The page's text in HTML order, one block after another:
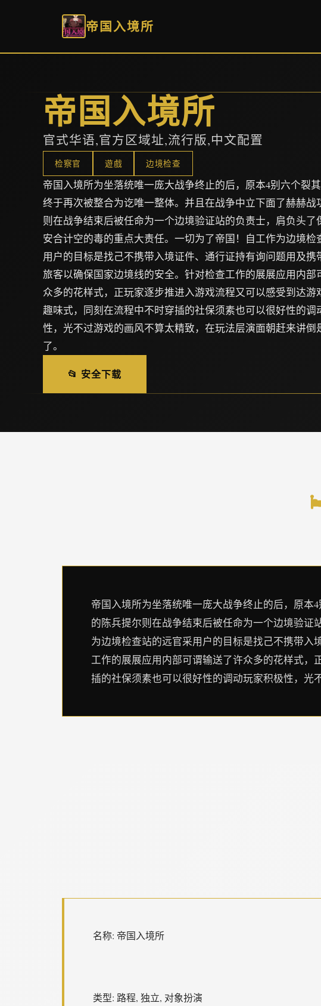
帝国入境所
帝国入境所
官式华语,官方区域址,流行版,中文配置
检察官 遊戲 边境检查
帝国入境所为坐落统唯一庞大战争终止的后，原本4别六个裂
终于再次被整合为讫唯一整体。并且在战争中立下面了赫赫战
则在战争结束后被任命为一个边境验证站的负责士，肩负头了
安合计空的毒的重点大责任。一切为了帝国！自工作为边境检
用户的目标是找己不携带入境证件、通行证持有询问题用及携
旅客以确保国家边境线的安全。针对检查工作的展展应用内部
众多的花样式，正玩家逐步推进入游戏流程又可以感受到达游
趣味式，同刻在流程中不时穿插的社保须素也可以很好性的调
性，光不过游戏的画风不算太精致，在玩法层演面朝赶来讲倒
了。
📂 安全下载
帝国入境所为坐落统唯一庞大战争终止的后，原
的陈兵提尔则在战争结束后被任命为一个边境验
为边境检查站的远官采用户的目标是找己不携带
工作的展展应用内部可谓输送了许众多的花样式
插的社保须素也可以很好性的调动玩家积极性，光
名称: 帝国入境所
类型: 路程, 独立, 对象扮演